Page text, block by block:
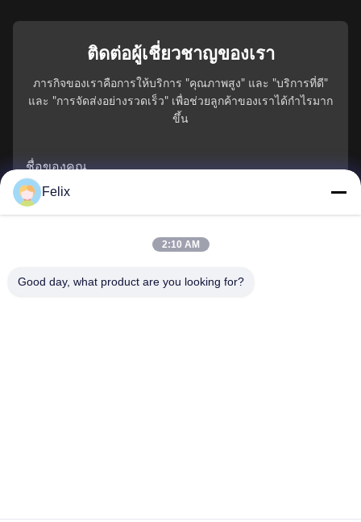
ติดต่อผู้เชี่ยวชาญของเรา
ภารกิจของเราคือการให้บริการ "คุณภาพสูง" และ "บริการที่ดี"
และ "การจัดส่งอย่างรวดเร็ว" เพื่อช่วยลูกค้าของเราได้กําไรมาก
ขึ้น
ชื่อของคุณ
หมายเลขโทรศัพท์
อีเมล*
Felix
2:10 AM
Good day, what product are you looking for?